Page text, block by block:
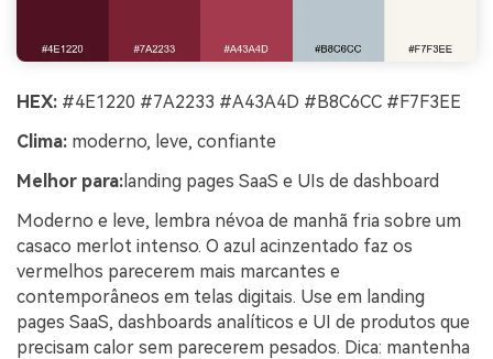
HEX: #4E1220 #7A2233 #A43A4D #B8C6CC #F7F3EE
Clima: moderno, leve, confiante
Melhor para: landing pages SaaS e UIs de dashboard
Moderno e leve, lembra névoa de manhã fria sobre um
casaco merlot intenso. O azul acinzentado faz os
vermelhos parecerem mais marcantes e
contemporâneos em telas digitais. Use em landing
pages SaaS, dashboards analíticos e UI de produtos que
precisam calor sem parecerem pesados. Dica: mantenha